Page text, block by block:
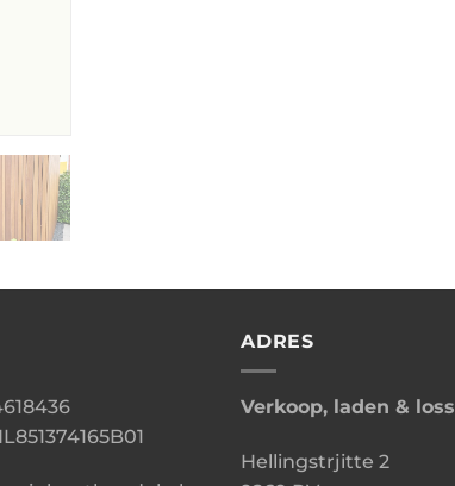
ADRES
Verkoop, laden &
Hellingstrjitte 2